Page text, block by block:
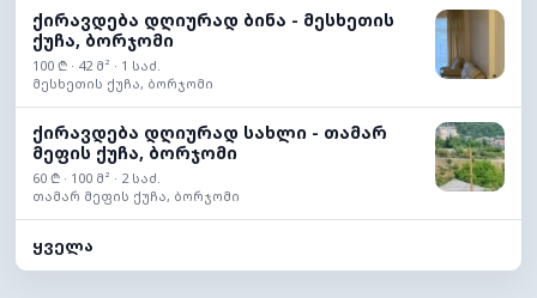
ქირავდება დღიურად ბინა - მესხეთის
ქუჩა, ბორჯომი
100 ₾ · 42 მ² · 1 საძ.
მესხეთის ქუჩა, ბორჯომი
ქირავდება დღიურად სახლი - თამარ
მეფის ქუჩა, ბორჯომი
60 ₾ · 100 მ² · 2 საძ.
თამარ მეფის ქუჩა, ბორჯომი
ყველა